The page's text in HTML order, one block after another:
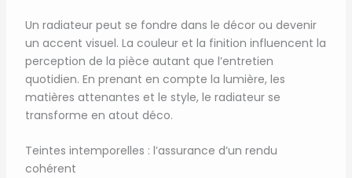
Un radiateur peut se fondre dans le décor ou devenir
un accent visuel. La couleur et la finition influencent la
perception de la pièce autant que l’entretien
quotidien. En prenant en compte la lumière, les
matières attenantes et le style, le radiateur se
transforme en atout déco.
Teintes intemporelles : l’assurance d’un rendu
cohérent